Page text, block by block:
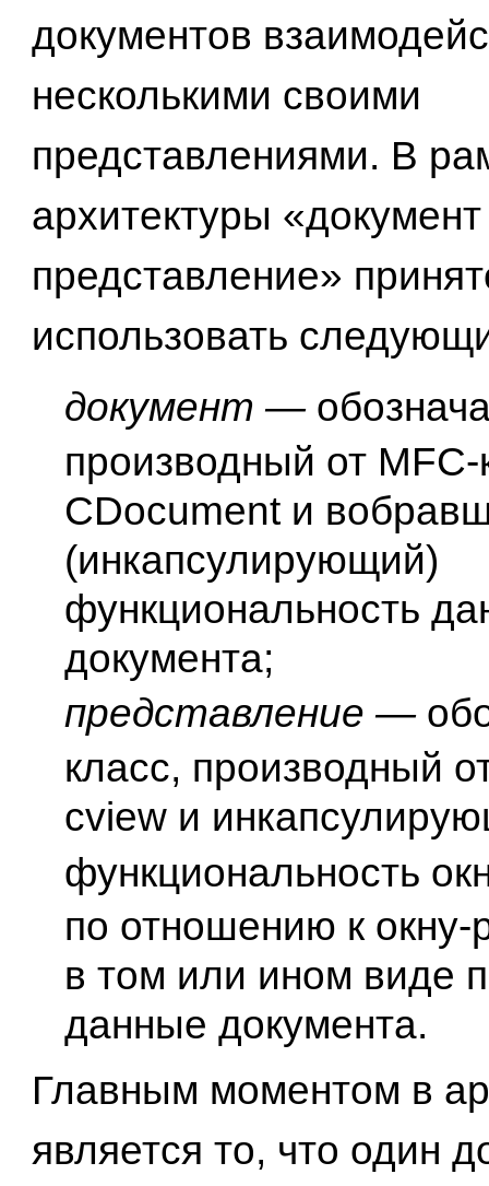
документов
несколькими своими
представлениями. В
архитектуры
представление»
использовать
документ —
производный от MFC-
CDocument и
(инкапсулирующий)
функциональность
документа;
представление —
класс, производный
cview и
функциональность
по отношению к
в том или ином виде
данные документа.
Главным моментом в
является то, что один